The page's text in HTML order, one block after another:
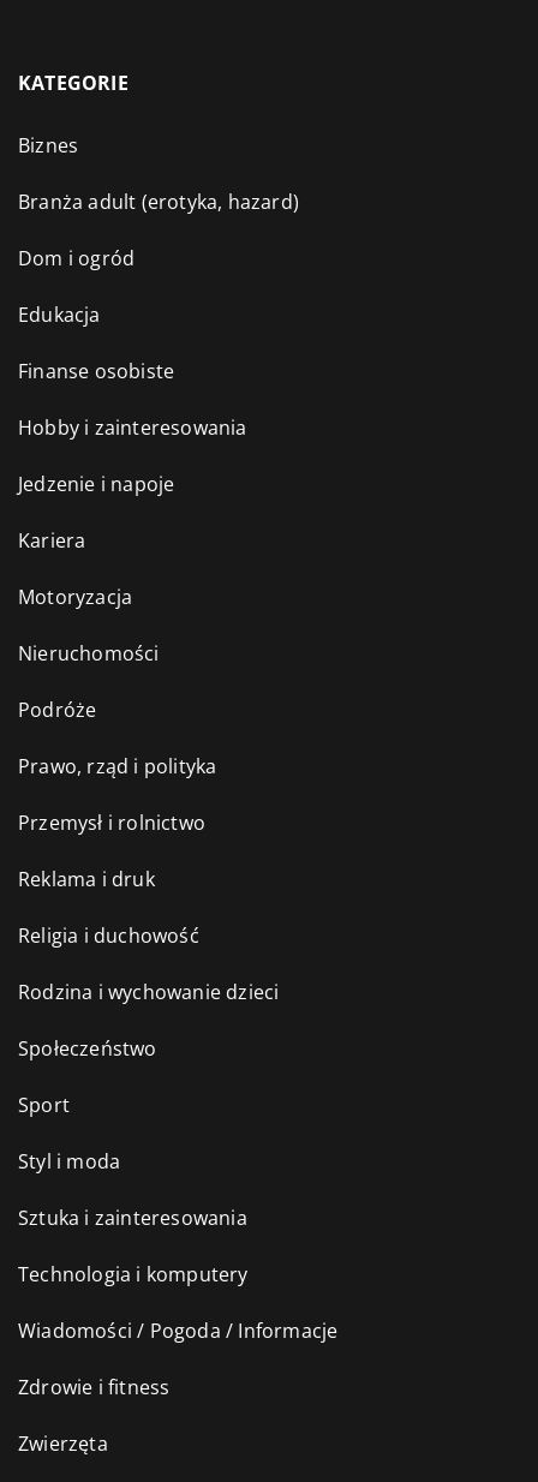
KATEGORIE
Biznes
Branża adult (erotyka, hazard)
Dom i ogród
Edukacja
Finanse osobiste
Hobby i zainteresowania
Jedzenie i napoje
Kariera
Motoryzacja
Nieruchomości
Podróże
Prawo, rząd i polityka
Przemysł i rolnictwo
Reklama i druk
Religia i duchowość
Rodzina i wychowanie dzieci
Społeczeństwo
Sport
Styl i moda
Sztuka i zainteresowania
Technologia i komputery
Wiadomości / Pogoda / Informacje
Zdrowie i fitness
Zwierzęta